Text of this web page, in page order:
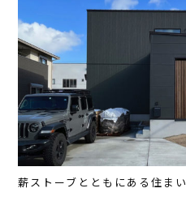
薪ストーブとともにある住まい